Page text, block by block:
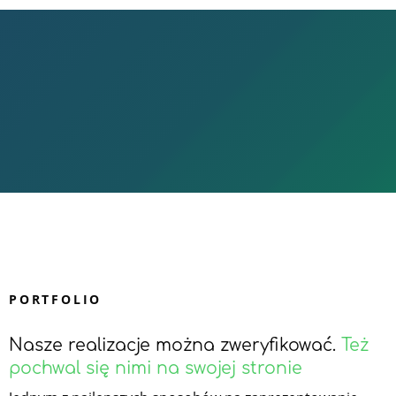
PORTFOLIO
Nasze realizacje można zweryfikować. Też
pochwal się nimi na swojej stronie